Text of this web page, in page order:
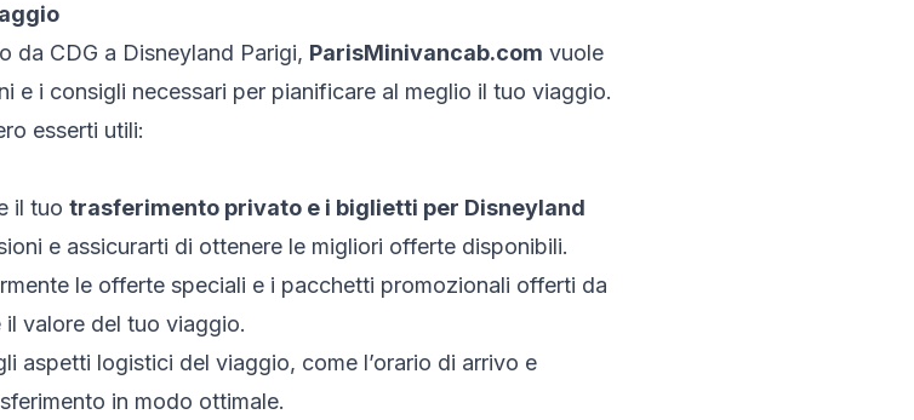
da CDG a Disneyland Parigi, ParisMinivancab.com vuole
e i consigli necessari per pianificare al meglio il tuo viaggio.
esserti utili:
il tuo trasferimento privato e i biglietti per Disneyland
e assicurarti di ottenere le migliori offerte disponibili.
le offerte speciali e i pacchetti promozionali offerti da
il valore del tuo viaggio.
aspetti logistici del viaggio, come l’orario di arrivo e
in modo ottimale.